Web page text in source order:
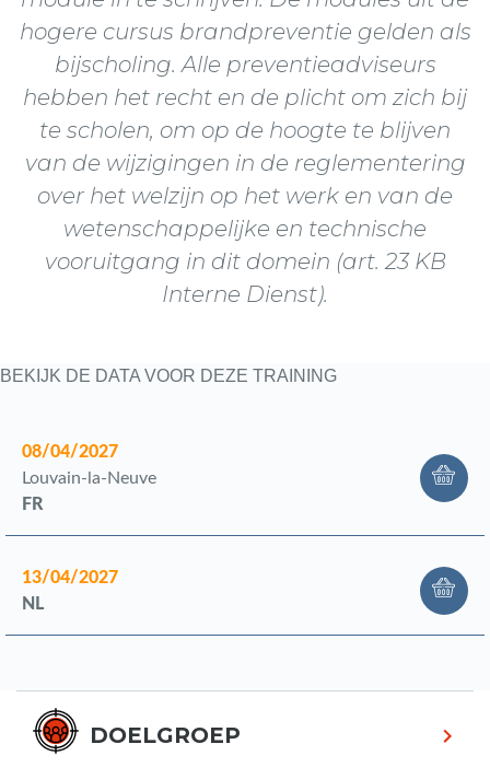
hogere cursus brandpreventie gelden als
bijscholing. Alle preventieadviseurs
hebben het recht en de plicht om zich bij
te scholen, om op de hoogte te blijven
van de wijzigingen in de reglementering
over het welzijn op het werk en van de
wetenschappelijke en technische
vooruitgang in dit domein (art. 23 KB
Interne Dienst).
BEKIJK DE DATA VOOR DEZE TRAINING
08/04/2027
Louvain-la-Neuve
FR
13/04/2027
NL
DOELGROEP